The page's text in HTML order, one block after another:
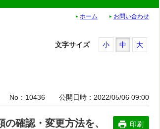
ホーム お問い合わせ
文字サイズ 小 中 大
No 10436 公開日時 2022/05/06 09:00
確認・変更方法を、
印刷